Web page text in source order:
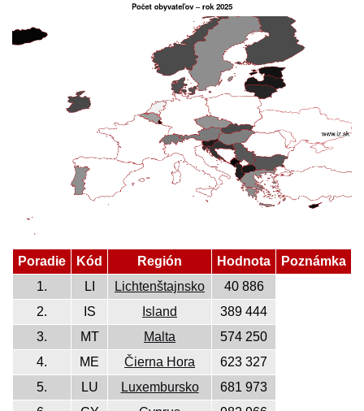
Poradie Kód Región Hodnota
Poznámka
1.
LI Lichtenštajnsko
40 886
2.
IS Island
389 444
3.
MT Malta
574 250
4.
ME Čierna Hora
623 327
5.
LU Luxembursko
681 973